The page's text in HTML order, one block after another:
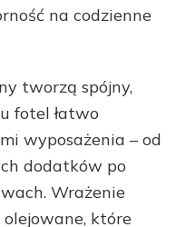
na codzienne
tworzą spójny,
fotel łatwo
wyposażenia – od
dodatków po
Wrażenie
olejowane, które